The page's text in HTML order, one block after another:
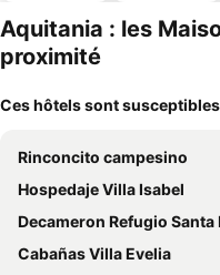
Aquitania : les
proximité
Ces hôtels sont
Rinconcito campesino
Hospedaje Villa Isabel
Decameron Refugio Santa Ines
Cabañas Villa Evelia